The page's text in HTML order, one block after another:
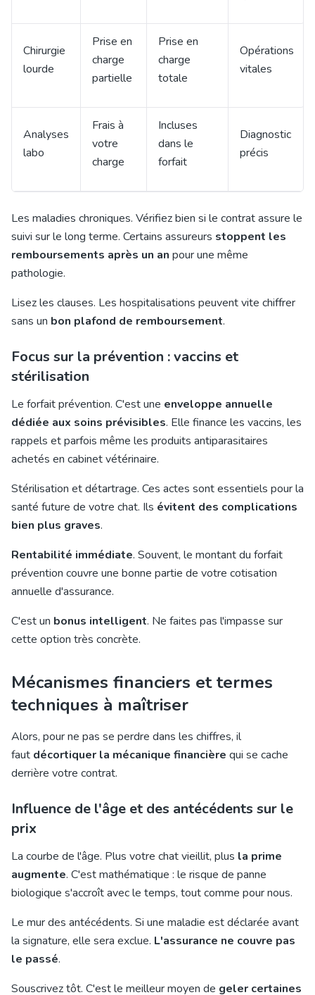
Chirurgie
lourde
Prise en
charge
partielle
Prise en
charge
totale
Opérations
vitales
Analyses
labo
Frais à
votre
charge
Incluses
dans le
forfait
Diagnostic
précis
Les maladies chroniques. Vérifiez bien si le contrat assure le
suivi sur le long terme. Certains assureurs stoppent les
remboursements après un an pour une même
pathologie.
Lisez les clauses. Les hospitalisations peuvent vite chiffrer
sans un bon plafond de remboursement.
Focus sur la prévention : vaccins et
stérilisation
Le forfait prévention. C'est une enveloppe annuelle
dédiée aux soins prévisibles. Elle finance les vaccins, les
rappels et parfois même les produits antiparasitaires
achetés en cabinet vétérinaire.
Stérilisation et détartrage. Ces actes sont essentiels pour la
santé future de votre chat. Ils évitent des complications
bien plus graves.
Rentabilité immédiate. Souvent, le montant du forfait
prévention couvre une bonne partie de votre cotisation
annuelle d'assurance.
C'est un bonus intelligent. Ne faites pas l'impasse sur
cette option très concrète.
Mécanismes financiers et termes
techniques à maîtriser
Alors, pour ne pas se perdre dans les chiffres, il
faut décortiquer la mécanique financière qui se cache
derrière votre contrat.
Influence de l'âge et des antécédents sur le
prix
La courbe de l'âge. Plus votre chat vieillit, plus la prime
augmente. C'est mathématique : le risque de panne
biologique s'accroît avec le temps, tout comme pour nous.
Le mur des antécédents. Si une maladie est déclarée avant
la signature, elle sera exclue. L'assurance ne couvre pas
le passé.
Souscrivez tôt. C'est le meilleur moyen de geler certaines